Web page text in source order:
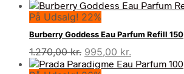
På Udsalg! 22%
Burberry Goddess Eau Parfum Refill 150
1.270,00kr. Den
oprindelige
995,00 kr.
aktuelle